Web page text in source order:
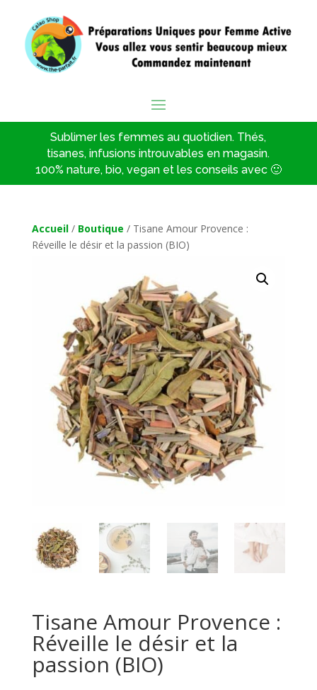
Sublimer les femmes au quotidien. Thés,
tisanes, infusions introuvables en magasin.
100% nature, bio, vegan et les conseils avec 🙂
Accueil/ Boutique / Tisane Amour Provence :
Réveille le désir et la passion (BIO)
Tisane Amour Provence :
Réveille le désir et la
passion (BIO)